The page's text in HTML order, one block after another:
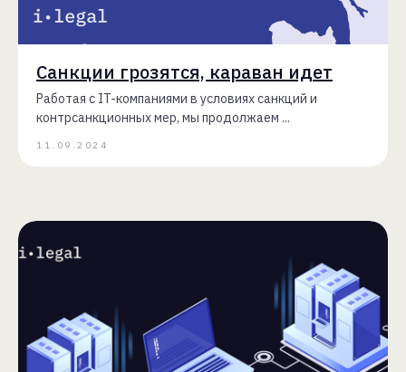
Санкции грозятся, караван идет
Работая с IT-компаниями в условиях санкций и
контрсанкционных мер, мы продолжаем ...
11.09.2024